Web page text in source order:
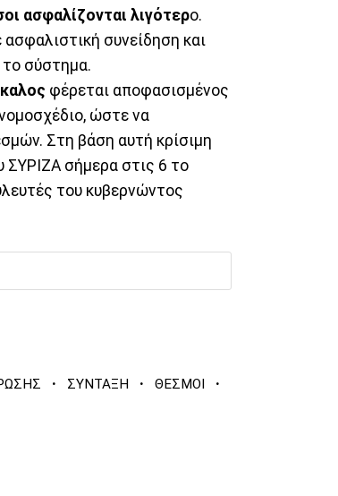
ασφαλίζονται λιγότερο.
ασφαλιστική συνείδηση και
το σύστημα.
φέρεται αποφασισμένος
ώστε να
Στη βάση αυτή κρίσιμη
ΣΥΡΙΖΑ σήμερα στις 6 το
του κυβερνώντος
· ΣΥΝΤΑΞΗ · ΘΕΣΜΟΙ ·